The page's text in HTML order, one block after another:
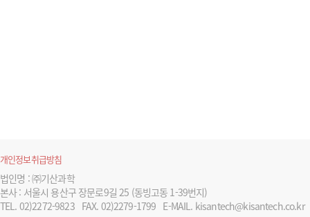
개인정보취급방침
법인명 : ㈜기산과학
본사 : 서울시 용산구 장문로9길 25 (동빙고동 1-39번지)
TEL. 02)2272-9823 FAX. 02)2279-1799 E-MAIL. kisantech@kisantech.co.kr